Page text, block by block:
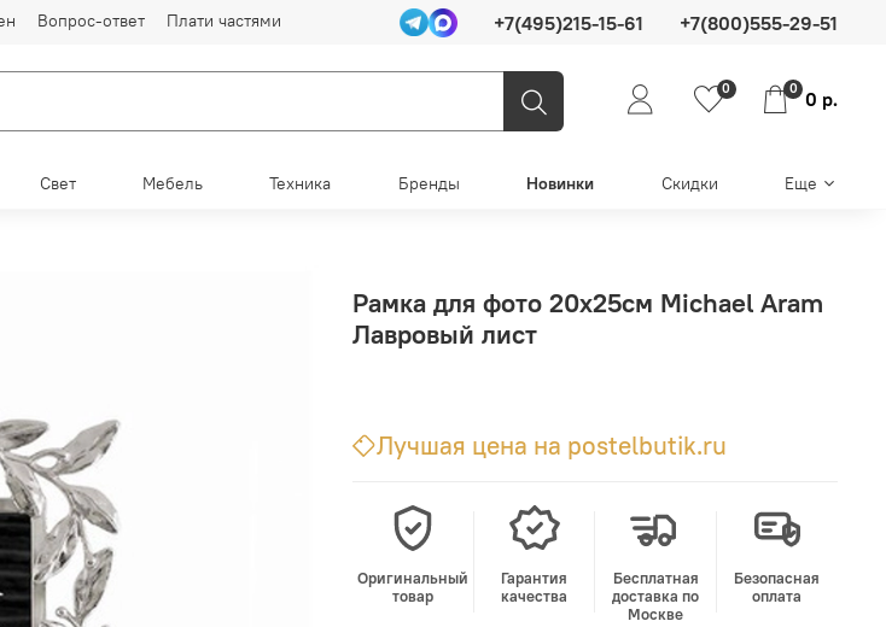
Вопрос-ответ Плати частями +7(495)215-15-61 +7(800)555-29-51
0 0 0 р.
Свет Мебель Техника Бренды Новинки Скидки Еще
Рамка для фото 20х25см Michael Aram
Лавровый лист
Лучшая цена на postelbutik.ru
Оригинальный
товар
Гарантия
качества
Бесплатная
доставка по
Москве
Безопасная
оплата